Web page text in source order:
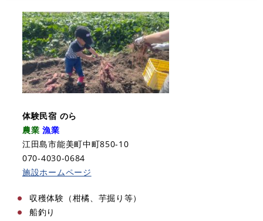
体験民宿 のら
農業 漁業
江田島市能美町中町850-10
070-4030-0684​
施設ホームページ
収穫体験（柑橘、芋掘り等）
船釣り